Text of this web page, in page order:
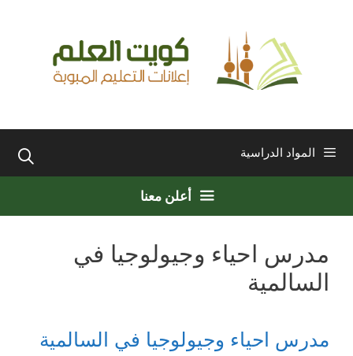
المواد الدراسية
أعلن معنا
مدرس احياء وجيولوجيا في
السالمية
مدرس احياء وجيولوجيا في السالمية